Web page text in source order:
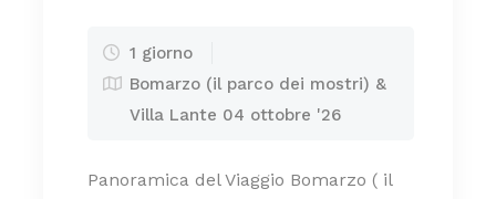
1 giorno
Bomarzo (il parco dei mostri) &
Villa Lante 04 ottobre '26
Panoramica del Viaggio Bomarzo ( il